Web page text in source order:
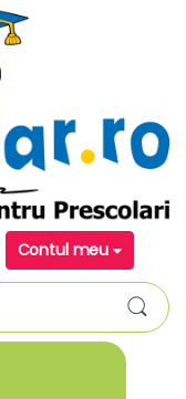
Contul meu